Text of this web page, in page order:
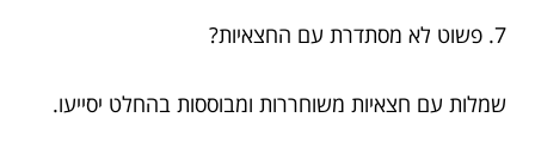
7. פשוט לא מסתדרת עם החצאיות?
שמלות עם חצאיות משוחררות ומבוססות בהחלט יסייעו.